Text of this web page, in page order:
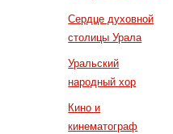
Сердце духовной
столицы Урала
Уральский
народный хор
Кино и
кинематограф